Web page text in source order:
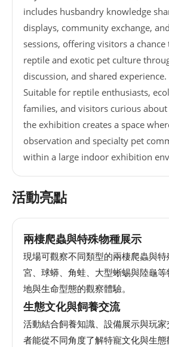
首
頁
導
覽
EN
Instagram
Facebook
私
權
及
網
站
安
全
政
includes husbandry knowledge
displays, community exchange,
sessions, offering visitors a
reptile and exotic pet culture
discussion, and shared experience.
Suitable for reptile enthusiasts,
families, and visitors curious
the exhibition creates a space
observation and specialty pet
within a large indoor exhibition
活動亮點
兩棲爬蟲與特殊物種展示
現場可觀察不同類型的兩棲爬蟲與
宮、球蟒、角蛙、大型蜥蜴與陸龜
地與生命型態的觀察體驗。
生態文化與飼養交流
活動結合飼養知識、設備展示與玩
者能從不同角度了解特寵文化與生態